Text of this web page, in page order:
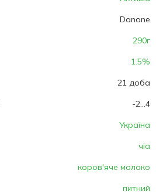
Danone
290г
1.5%
21 доба
-2...4
Україна
чіа
коров'яче молоко
питний